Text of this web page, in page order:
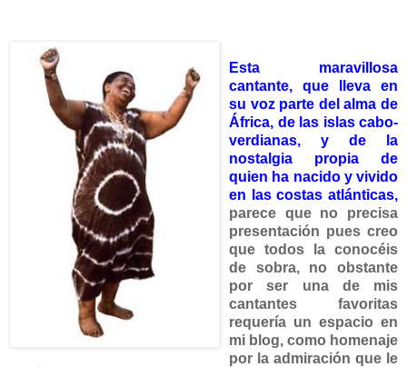
Esta maravillosa
cantante, que lleva en
su voz parte del alma de
África, de las islas cabo-
verdianas, y de la
nostalgia propia de
quien ha nacido y vivido
en las costas atlánticas,
parece que no precisa
presentación pues creo
que todos la conocéis
de sobra, no obstante
por ser una de mis
cantantes favoritas
requería un espacio en
mi blog, como homenaje
por la admiración que le